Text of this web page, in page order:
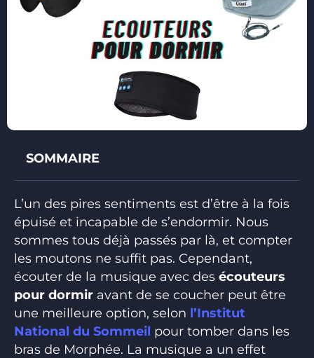
SOMMAIRE
L’un des pires sentiments est d’être à la fois
épuisé et incapable de s’endormir. Nous
sommes tous déjà passés par là, et compter
les moutons ne suffit pas. Cependant,
écouter de la musique avec des écouteurs
pour dormir avant de se coucher peut être
une meilleure option, selon l’Institut
National du Sommeil pour tomber dans les
bras de Morphée. La musique a un effet